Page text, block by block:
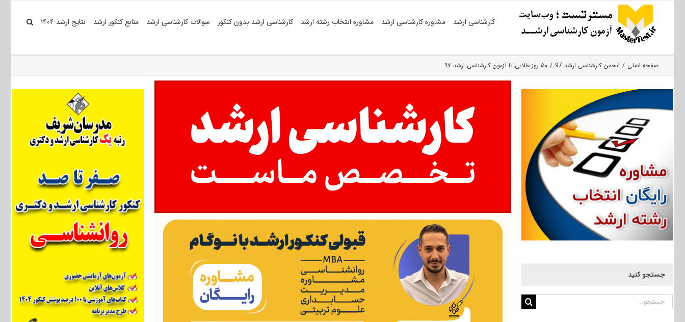
کارشناسی ارشد مشاوره کارشناسی ارشد مشاوره انتخاب رشته ارشد کارشناسی ارشد بدون کنکور سوالات کارشناسی ارشد منابع کنکور ارشد نتایج ارشد ۱۴۰۴
صفحه اصلی انجمن کارشناسی ارشد 97 ۵۰ روز طلایی تا آزمون کارشناسی ارشد ۹۷
جستجو کنید
جستجو